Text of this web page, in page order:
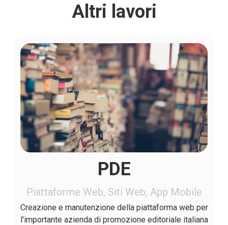
Altri lavori
PDE
Piattaforme Web, Siti Web, App Mobile
Creazione e manutenzione della piattaforma web per
l'importante azienda di promozione editoriale italiana